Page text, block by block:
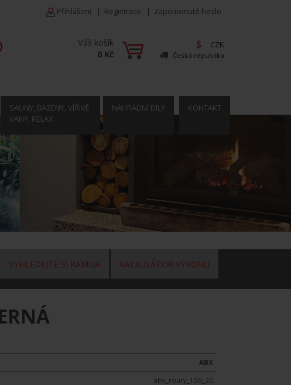
Přihlášení | Registrace | Zapomenuté heslo
Váš košík
0 Kč
CZK
Česká republika
SAUNY, BAZÉNY, VÍŘIVÉ
VANY, RELAX
NÁHRADNÍ DÍLY KONTAKT
KALKULÁTOR VÝKONU
VYHLEDEJTE SI KAMNA
ABX
abx_roury_150_20